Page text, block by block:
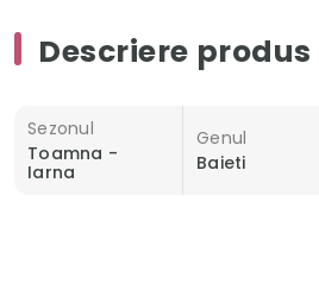
Descriere produs
Sezonul
Toamna -
Iarna
Genul
Baieti